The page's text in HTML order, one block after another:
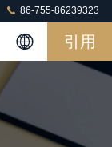
86-755-86239323
引用